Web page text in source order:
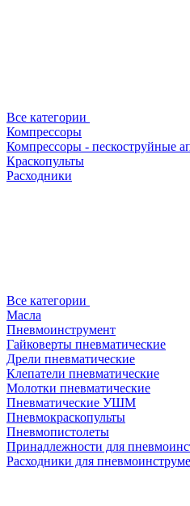
Все категории
Компрессоры
Компрессоры - пескоструйные
Краскопульты
Расходники
Все категории
Масла
Пневмоинструмент
Гайковерты пневматические
Дрели пневматические
Клепатели пневматические
Молотки пневматические
Пневматические УШМ
Пневмокраскопульты
Пневмопистолеты
Принадлежности для
Расходники для